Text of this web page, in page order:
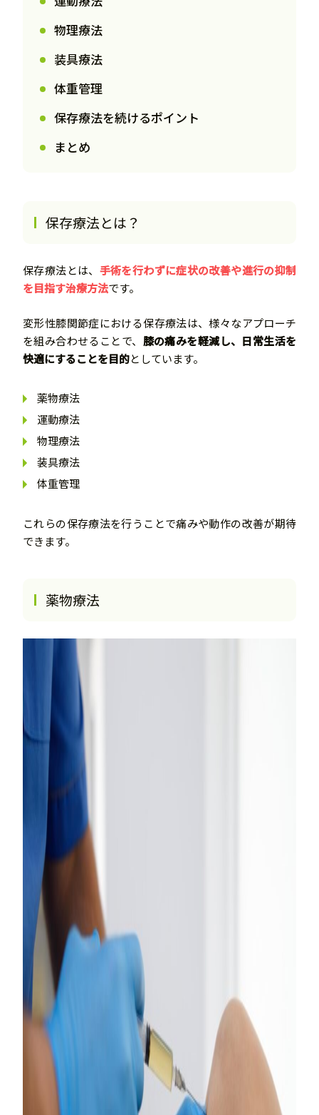
物理療法
装具療法
体重管理
保存療法を続けるポイント
まとめ
保存療法とは？
保存療法とは、 手術を行わずに症状の改善や進行の抑制
を目指す治療方法です。
変形性膝関節症における保存療法は、様々なアプローチ
を組み合わせることで、 膝の痛みを軽減し、日常生活を
快適にすることを目的としています。
薬物療法
運動療法
物理療法
装具療法
体重管理
これらの保存療法を行うことで痛みや動作の改善が期待
できます。
薬物療法